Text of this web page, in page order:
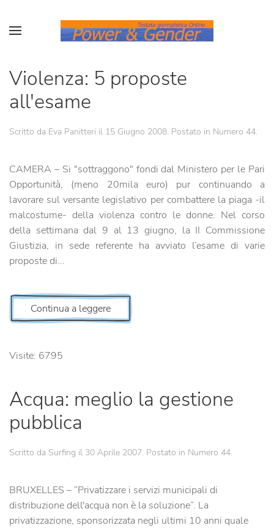
Violenza: 5 proposte
all'esame
Scritto da Eva Panitteri il 15 Giugno 2008. Postato in Numero 44.
CAMERA – Si "sottraggono" fondi dal Ministero per le Pari
Opportunità, (meno 20mila euro) pur continuando a
lavorare sul versante legislativo per combattere la piaga -il
malcostume- della violenza contro le donne. Nel corso
della settimana dal 9 al 13 giugno, la II Commissione
Giustizia, in sede referente ha avviato l’esame di varie
proposte di...
Continua a leggere
Visite: 6795
Acqua: meglio la gestione
pubblica
Scritto da Surfing il 30 Aprile 2007. Postato in Numero 44.
BRUXELLES – “Privatizzare i servizi municipali di
distribuzione dell'acqua non è la soluzione”. La
privatizzazione, sponsorizzata negli ultimi 10 anni quale